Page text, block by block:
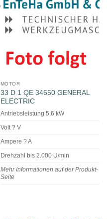
MOTOR
33 D 1 QE 34650 GENERAL
ELECTRIC
Antriebsleistung 5,6 kW
Volt ? V
Ampere ? A
Drehzahl bis 2.000 U/min
Mehr Informationen auf der Produkt-
Seite